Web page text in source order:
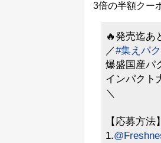
3倍の半額クー
🔥発売迄あ
／#集えパ
爆盛国産パ
インパクト
＼
【応募方法】
1.